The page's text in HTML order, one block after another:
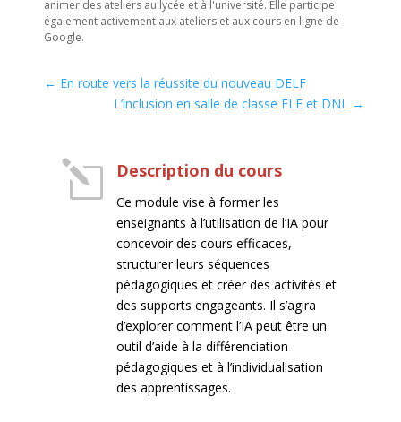
animer des ateliers au lycée et à l'université. Elle participe
également activement aux ateliers et aux cours en ligne de
Google.
← En route vers la réussite du nouveau DELF
L’inclusion en salle de classe FLE et DNL →
l Description du cours
Ce module vise à former les
enseignants à l’utilisation de l’IA pour
concevoir des cours efficaces,
structurer leurs séquences
pédagogiques et créer des activités et
des supports engageants. Il s’agira
d’explorer comment l’IA peut être un
outil d’aide à la différenciation
pédagogiques et à l’individualisation
des apprentissages.